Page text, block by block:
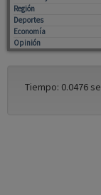
Región
Deportes
Economía
Opinión
Tiempo: 0.0476